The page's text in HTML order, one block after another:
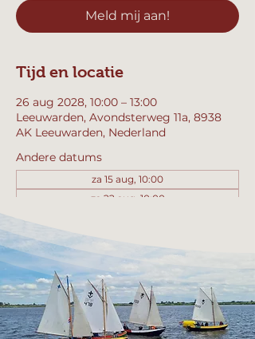
Meld mij aan!
Tijd en locatie
26 aug 2028, 10:00 – 13:00
Leeuwarden, Avondsterweg 11a, 8938
AK Leeuwarden, Nederland
Andere datums
za 15 aug, 10:00
za 22 aug, 10:00
Bekijk alle 357 datums
Meld mij aan!